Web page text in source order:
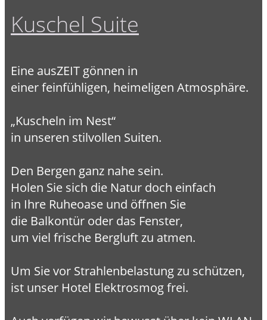
Kuschel Suite
Eine ausZEIT gönnen in
einer feinfühligen, heimeligen Atmosphäre.
„Kuscheln im Nest“
in unseren stilvollen Suiten.
Den Bergen ganz nahe sein.
Holen Sie sich die Natur doch einfach
in Ihre Ruheoase und öffnen Sie
die Balkontür oder das Fenster,
um viel frische Bergluft zu atmen.
Um Sie vor Strahlenbelastung zu schützen,
ist unser Hotel Elektrosmog frei.